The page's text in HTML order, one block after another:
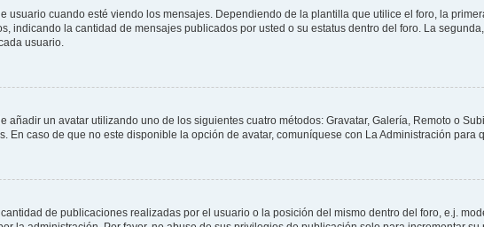
usuario cuando esté viendo los mensajes. Dependiendo de la plantilla que utilice el foro, la
indicando la cantidad de mensajes publicados por usted o su estatus dentro del foro. La
usuario.
añadir un avatar utilizando uno de los siguientes cuatro métodos: Gravatar, Galería, Remoto o
En caso de que no este disponible la opción de avatar, comuníquese con La Administración para
de publicaciones realizadas por el usuario o la posición del mismo dentro del foro, e.j.